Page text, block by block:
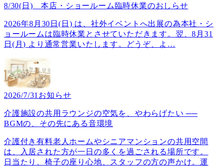
8/30(日) 本店・ショールーム臨時休業のおしらせ
2026年8月30日(日) は、社外イベントへ出展の為本社・シ
ョールームは臨時休業とさせていただきます。翌、8月31
日(月) より通常営業いたします。どうぞ、よ …
2026/7/31 お知らせ
介護施設の共用ラウンジの空気を、やわらげたい ──
BGMの、その先にある音環境
介護付き有料老人ホームやシニアマンションの共用空間
は、入居された方が一日の多くを過ごされる場所です。
日当たり、椅子の座り心地、スタッフの方の声かけ。運